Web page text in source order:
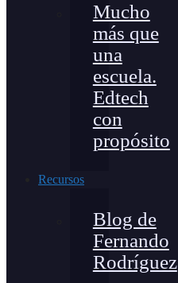
Mucho
más que
una
escuela.
Edtech
con
propósito
Recursos
Blog de
Fernando
Rodríguez